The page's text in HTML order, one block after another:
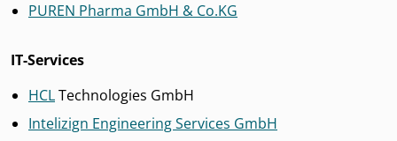
PUREN Pharma GmbH & Co.KG
IT-Services
HCLTechnologies GmbH
Intelizign Engineering Services GmbH